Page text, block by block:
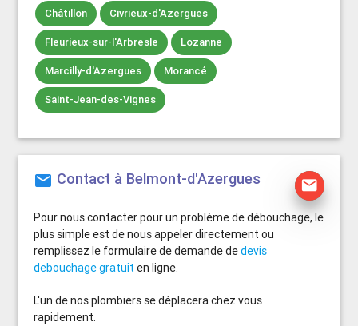
Châtillon Civrieux-d'Azergues
Fleurieux-sur-l'Arbresle Lozanne
Marcilly-d'Azergues Morancé
Saint-Jean-des-Vignes
mail Contact à Belmont-d'Azergues mail
Pour nous contacter pour un problème de débouchage, le
plus simple est de nous appeler directement ou
remplissez le formulaire de demande dedevis
debouchage gratuit en ligne.
L'un de nos plombiers se déplacera chez vous
rapidement.